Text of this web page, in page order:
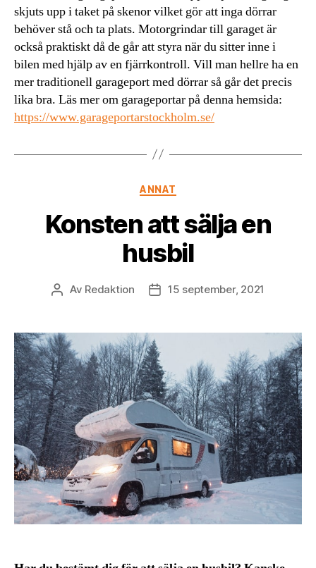
skjuts upp i taket på skenor vilket gör att inga dörrar
behöver stå och ta plats. Motorgrindar till garaget är
också praktiskt då de går att styra när du sitter inne i
bilen med hjälp av en fjärrkontroll. Vill man hellre ha en
mer traditionell garageport med dörrar så går det precis
lika bra. Läs mer om garageportar på denna hemsida:
https://www.garageportarstockholm.se/
Kategorier
ANNAT
Konsten att sälja en
husbil
Inläggsförfattare
Av Redaktion Inläggsdatum
15 september, 2021